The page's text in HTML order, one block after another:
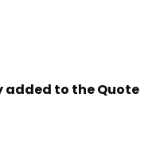
added to the Quote